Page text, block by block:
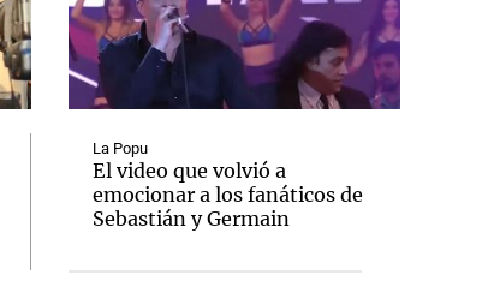
La Popu
El video que volvió a
emocionar a los fanáticos de
Sebastián y Germain